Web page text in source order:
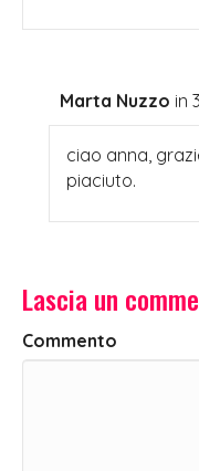
Marta Nuzzo in
ciao anna,
piaciuto.
Lascia un
Commento